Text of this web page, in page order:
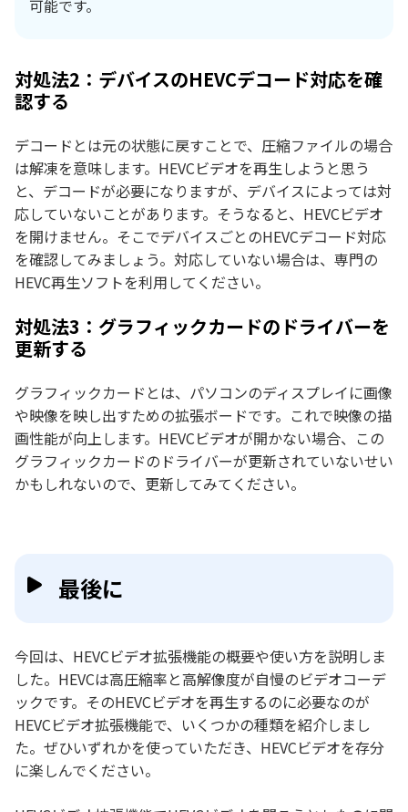
可能です。
対処法2：デバイスのHEVCデコード対応を確
認する
デコードとは元の状態に戻すことで、圧縮ファイルの場合
は解凍を意味します。HEVCビデオを再生しようと思う
と、デコードが必要になりますが、デバイスによっては対
応していないことがあります。そうなると、HEVCビデオ
を開けません。そこでデバイスごとのHEVCデコード対応
を確認してみましょう。対応していない場合は、専門の
HEVC再生ソフトを利用してください。
対処法3：グラフィックカードのドライバーを
更新する
グラフィックカードとは、パソコンのディスプレイに画像
や映像を映し出すための拡張ボードです。これで映像の描
画性能が向上します。HEVCビデオが開かない場合、この
グラフィックカードのドライバーが更新されていないせい
かもしれないので、更新してみてください。
最後に
今回は、HEVCビデオ拡張機能の概要や使い方を説明しま
した。HEVCは高圧縮率と高解像度が自慢のビデオコーデ
ックです。そのHEVCビデオを再生するのに必要なのが
HEVCビデオ拡張機能で、いくつかの種類を紹介しまし
た。ぜひいずれかを使っていただき、HEVCビデオを存分
に楽しんでください。